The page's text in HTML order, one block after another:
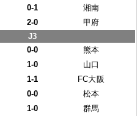
0-1
湘南
2-0
甲府
J3
0-0
熊本
1-0
山口
1-1
FC大阪
0-0
松本
1-0 群馬